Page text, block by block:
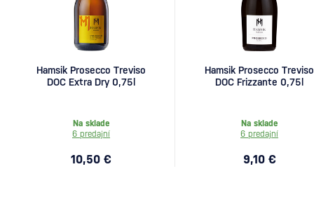
Hamsik Prosecco Treviso
DOC Extra Dry 0,75l
Na sklade
6 predajní
10,50 €
Hamsik Prosecco Treviso
DOC Frizzante 0,75l
Na sklade
6 predajní
9,10 €